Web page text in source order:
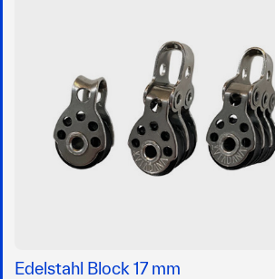
Edelstahl Block 17 mm